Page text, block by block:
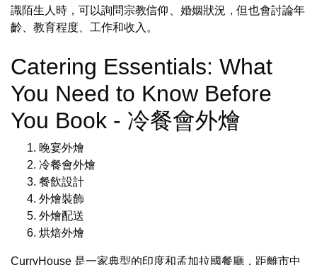
識陌生人時，可以詢問宗教信仰、婚姻狀況，但也會討論年
齡、教育程度、工作和收入。
Catering Essentials: What
You Need to Know Before
You Book - 冷餐會外燴
晚宴外燴
冷餐會外燴
餐飲設計
外燴裝飾
外燴配送
烘焙外燴
CurryHouse 是一家典型的印度和孟加拉國餐廳，距離市中